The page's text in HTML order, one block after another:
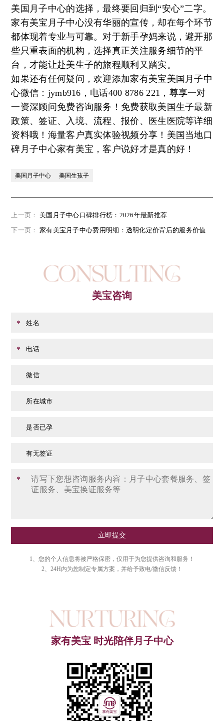
美国月子中心的选择，最终要回归到“安心”二字。
家有美宝月子中心没有华丽的宣传，却在每个环节
都体现着专业与可靠。对于新手孕妈来说，避开那
些只重表面的机构，选择真正关注服务细节的平
台，才能让赴美生子的旅程顺利又踏实。
如果还有任何疑问，欢迎添加家有美宝美国月子中
心微信：jymb916，电话400 8786 221，尊享一对
一资深顾问免费咨询服务！免费获取美国生子最新
政策、签证、入境、流程、报价、医生医院等详细
资料哦！海量客户真实体验视频分享！美国当地口
碑月子中心家有美宝，客户说好才是真的好！
美国月子中心 美国生孩子
上一页： 美国月子中心口碑排行榜：2026年最新推荐
下一页： 家有美宝月子中心费用明细：透明化定价背后的服务价值
美宝咨询
* 姓名
* 电话
微信
所在城市
是否已孕
有无签证
*
立即提交
1、您的个人信息将被严格保密，仅用于为您提供咨询和服务！
2、24H内为您制定专属方案，并给予致电/微信反馈！
家有美宝 时光陪伴月子中心